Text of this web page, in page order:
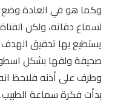
وكما هو في العادة وضع
لسماع دقاته، ولكن
يستطيع بها تحقيق الهدف
صحيفة ولفها بشكل
وطرف على أذنه فلاحظ
بدأت فكرة سماعة الطبيب.